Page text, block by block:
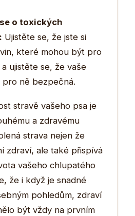
o toxických
Ujistěte se, že jste si
které mohou být pro
ujistěte se, že vaše
pro ně bezpečná.
stravě vašeho psa je
a zdravému
strava nejen že
zdraví, ale také přispívá
vašeho chlupatého
že i když je snadné
pohledům, zdraví
být vždy na prvním